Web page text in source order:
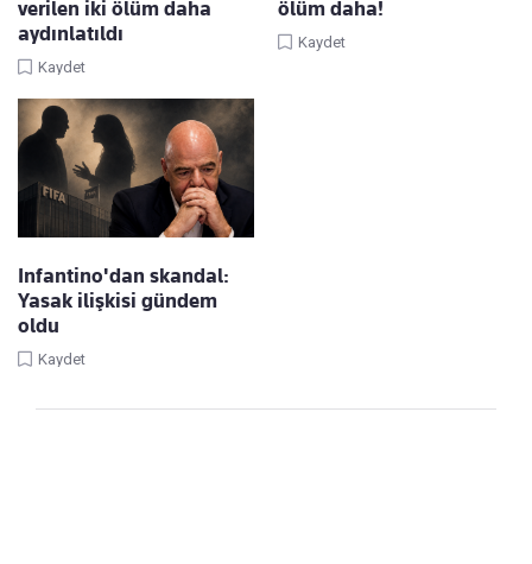
verilen iki ölüm daha
aydınlatıldı
Kaydet
ölüm daha!
Kaydet
Infantino'dan skandal:
Yasak ilişkisi gündem
oldu
Kaydet